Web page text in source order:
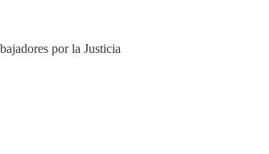
por la Justicia